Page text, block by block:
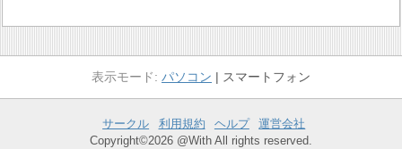
パソコン スマートフォン
サークル 利用規約 ヘルプ
運営会社
Copyright©2026 @With All rights reserved.